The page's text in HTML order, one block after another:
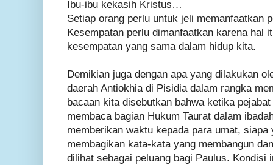
Ibu-ibu kekasih Kristus…
Setiap orang perlu untuk jeli memanfaatkan
Kesempatan perlu dimanfaatkan karena hal
kesempatan yang sama dalam hidup kita.
Demikian juga dengan apa yang dilakukan
daerah Antiokhia di Pisidia dalam rangka
bacaan kita disebutkan bahwa ketika
membaca bagian Hukum Taurat dalam
memberikan waktu kepada para umat,
membagikan kata-kata yang membangun
dilihat sebagai peluang bagi Paulus. Kondisi